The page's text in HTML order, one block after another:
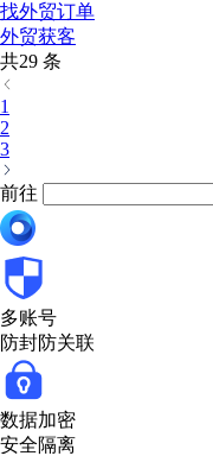
找外贸订单
外贸获客
共29 条
1
2
3
前往
多账号
防封防关联
数据加密
安全隔离